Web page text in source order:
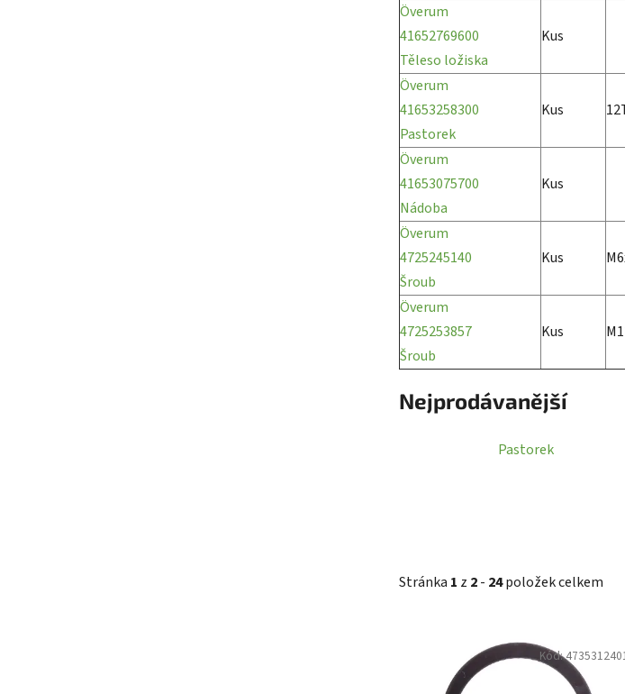
Överum
41652769600
Těleso ložiska
Kus
Överum
41653258300
Pastorek
Kus
Överum
41653075700
Nádoba
Kus
Överum
4725245140
Šroub
Kus
Överum
4725253857
Šroub
Kus
Nejprodávanější
Pastorek
Stránka 1 z 2- 24položek celkem
Kód: